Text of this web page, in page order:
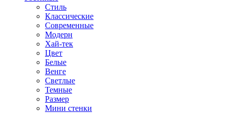
Стиль
Классические
Современные
Модерн
Хай-тек
Цвет
Белые
Венге
Светлые
Темные
Размер
Мини стенки